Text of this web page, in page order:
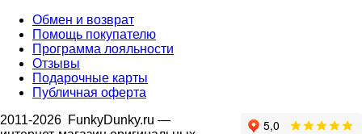
Обмен и возврат
Помощь покупателю
Программа лояльности
Отзывы
Подарочные карты
Публичная оферта
2011-2026 FunkyDunky.ru —